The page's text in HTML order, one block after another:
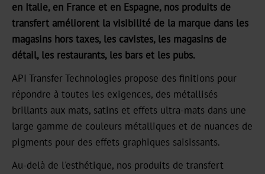
Recyclage
Innovation
Carrière
Actualités
Portail
d'information
en Italie, en France et en Espagne, nos produits de
transfert améliorent la visibilité de la marque dans les
magasins hors taxes, les cavistes, les magasins de
détail, les restaurants, les bars et les pubs.
API Transfer Technologies propose des finitions pour
répondre à toutes les exigences, des métallisés
brillants aux mats, satins et effets ultra-mats dans une
large gamme de couleurs métalliques et de nuances de
pigments pour des effets graphiques saisissants.
Au-delà de l'esthétique, nos produits de transfert